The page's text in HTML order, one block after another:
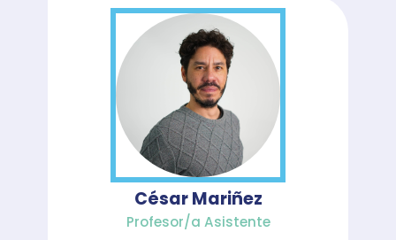
César Mariñez
Profesor/a Asistente